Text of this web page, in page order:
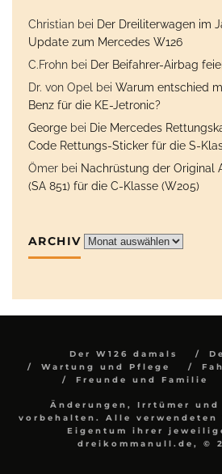
Christian bei Der Dreiliterwagen im
Update zum Mercedes W126
C.Frohn bei Der Beifahrer-Airbag
Dr. von Opel
bei Warum entschied
Benz für die KE-Jetronic?
George bei Die Mercedes
Code Rettungs-Sticker für die S-
Ömer bei Nachrüstung der Original
(SA 851) für die C-Klasse (W205)
ARCHIV Archiv
Der W126 damals
Wartung und Pflege
Freunde und Familie
Änderungen, Irrtümer
vorbehalten. Alle verwendeten
Eigentum ihrer
dreikommanull.de, ©